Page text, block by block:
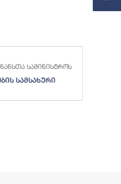
სამინისტროს
სამსახური